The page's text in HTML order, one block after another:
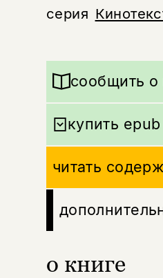
серия
о книге
сообщить о
купить epub
читать